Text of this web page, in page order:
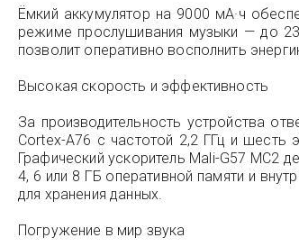
Ёмкий аккумулятор на 9000 мА·ч
режиме прослушивания музыки — до
позволит оперативно восполнить
Высокая скорость и эффективность
За производительность устройства
Cortex-A76 с частотой 2,2 ГГц и шесть
Графический ускоритель Mali-G57 MC2
4, 6 или 8 ГБ оперативной памяти и
для хранения данных.
Погружение в мир звука